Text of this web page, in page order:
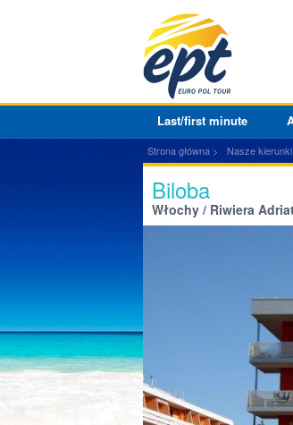
Last/first minute
Strona główna Nasze kierunki
Biloba
Włochy / Riwiera